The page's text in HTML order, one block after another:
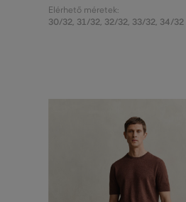
Elérhető méretek:
30/32, 31/32, 32/32, 33/32, 34/32